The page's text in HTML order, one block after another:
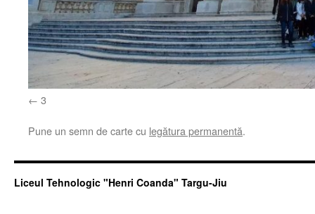
3
Pune un semn de carte cu legătura permanentă.
Liceul Tehnologic "Henri Coanda" Targu-Jiu